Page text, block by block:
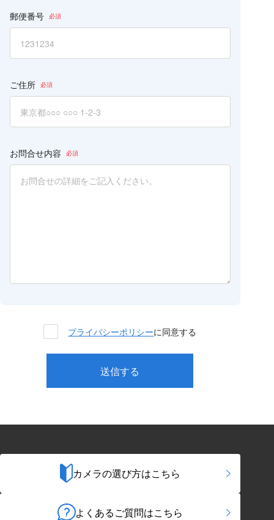
郵便番号
ご住所
お問合せ内容
プライバシーポリシーに同意する
カメラの選び方はこちら
よくあるご質問はこちら